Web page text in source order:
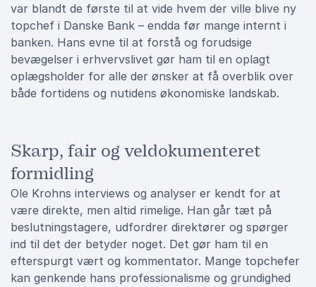
var blandt de første til at vide hvem der ville blive ny
topchef i Danske Bank – endda før mange internt i
banken. Hans evne til at forstå og forudsige
bevægelser i erhvervslivet gør ham til en oplagt
oplægsholder for alle der ønsker at få overblik over
både fortidens og nutidens økonomiske landskab.
Skarp, fair og veldokumenteret
formidling
Ole Krohns interviews og analyser er kendt for at
være direkte, men altid rimelige. Han går tæt på
beslutningstagere, udfordrer direktører og spørger
ind til det der betyder noget. Det gør ham til en
efterspurgt vært og kommentator. Mange topchefer
kan genkende hans professionalisme og grundighed